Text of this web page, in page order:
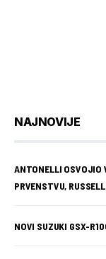
NAJNOVIJE
ANTONELLI OSVOJIO
PRVENSTVU,
NOVI SUZUKI GSX-